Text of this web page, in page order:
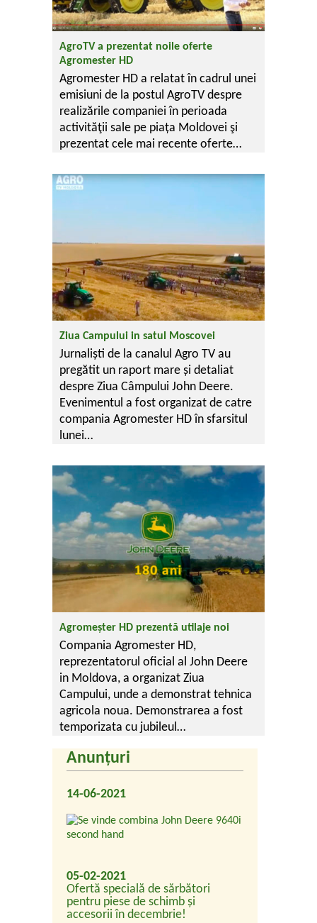
AgroTV a prezentat noile oferte
Agromester HD
Agromester HD a relatat în cadrul unei
emisiuni de la postul AgroTV despre
realizările companiei în perioada
activităţii sale pe piața Moldovei şi
prezentat cele mai recente oferte…
Ziua Campului in satul Moscovei
Jurnaliști de la canalul Agro TV au
pregătit un raport mare și detaliat
despre Ziua Câmpului John Deere.
Evenimentul a fost organizat de catre
compania Agromester HD în sfarsitul
lunei…
Agromeșter HD prezentă utilaje noi
Compania Agromester HD,
reprezentatorul oficial al John Deere
in Moldova, a organizat Ziua
Campului, unde a demonstrat tehnica
agricola noua. Demonstrarea a fost
temporizata cu jubileul…
Anunțuri
14-06-2021
05-02-2021
Ofertă specială de sărbători
pentru piese de schimb și
accesorii în decembrie!